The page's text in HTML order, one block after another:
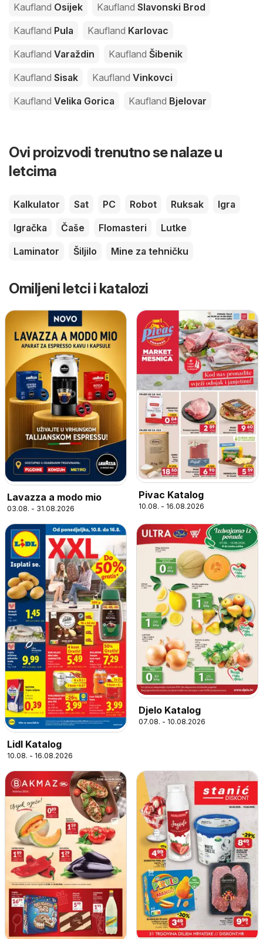
Kaufland Osijek Kaufland Slavonski Brod
Kaufland Pula Kaufland Karlovac
Kaufland Varaždin Kaufland Šibenik
Kaufland Sisak Kaufland Vinkovci
Kaufland Velika Gorica Kaufland Bjelovar
Ovi proizvodi trenutno se nalaze u
letcima
Kalkulator Sat PC Robot Ruksak
Igra
Igračka
Čaše Flomasteri
Lutke
Laminator
Šiljilo Mine za tehničku
Omiljeni letci i katalozi
Lavazza a modo mio
03.08. - 31.08.2026
Pivac Katalog
10.08. - 16.08.2026
Lidl Katalog
10.08. - 16.08.2026
Djelo Katalog
07.08. - 10.08.2026